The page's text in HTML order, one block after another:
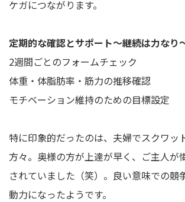
ケガにつながります。
定期的な確認とサポート～継続は力なり
2週間ごとのフォームチェック
体重・体脂肪率・筋力の推移確認
モチベーション維持のための目標設定
特に印象的だったのは、夫婦でスクワッ
方々。奥様の方が上達が早く、ご主人が
されていました（笑）。良い意味での競
動力になったようです。